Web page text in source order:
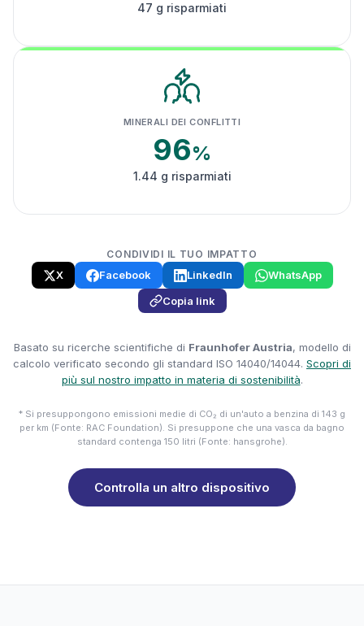
47 g risparmiati
MINERALI DEI CONFLITTI
96%
1.44 g risparmiati
CONDIVIDI IL TUO IMPATTO
X Facebook LinkedIn
WhatsApp
Copia link
Basato su ricerche scientifiche di Fraunhofer Austria, modello di
calcolo verificato secondo gli standard ISO 14040/14044. Scopri di
più sul nostro impatto in materia di sostenibilità.
* Si presuppongono emissioni medie di CO₂ di un'auto a benzina di 143 g
per km (Fonte: RAC Foundation). Si presuppone che una vasca da bagno
standard contenga 150 litri (Fonte: hansgrohe).
Controlla un altro dispositivo